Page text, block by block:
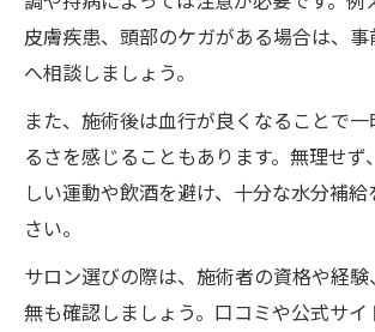
皮膚疾患、頭部のケガがある場合は、
へ相談しましょう。
また、施術後は血行が良くなることで
るさを感じることもあります。無理せ
しい運動や飲酒を避け、十分な水分補
さい。
サロン選びの際は、施術者の資格や経
無も確認しましょう。口コミや公式サイ